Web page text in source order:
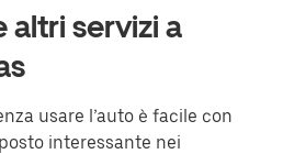
altri servizi a
usare l’auto è facile con
interessante nei